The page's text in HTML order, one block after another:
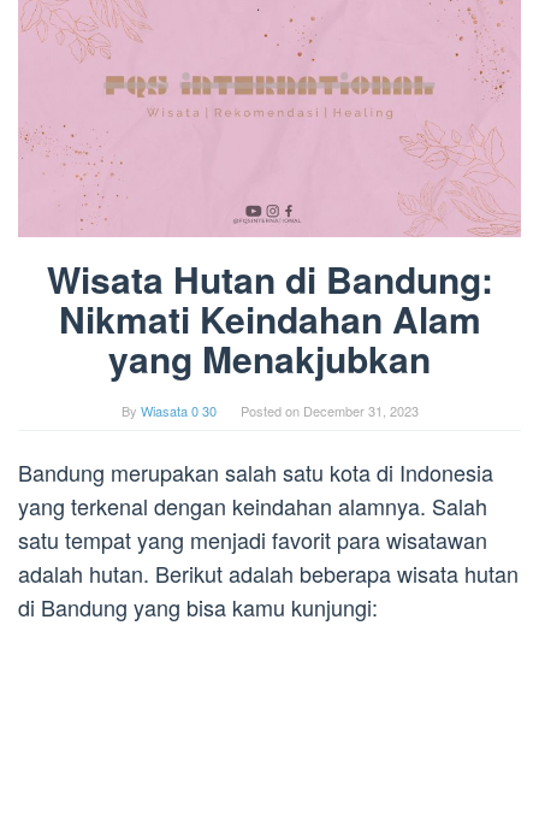
Wisata Hutan di Bandung:
Nikmati Keindahan Alam
yang Menakjubkan
By Wiasata 0 30 Posted on December 31, 2023
Bandung merupakan salah satu kota di Indonesia
yang terkenal dengan keindahan alamnya. Salah
satu tempat yang menjadi favorit para wisatawan
adalah hutan. Berikut adalah beberapa wisata hutan
di Bandung yang bisa kamu kunjungi: